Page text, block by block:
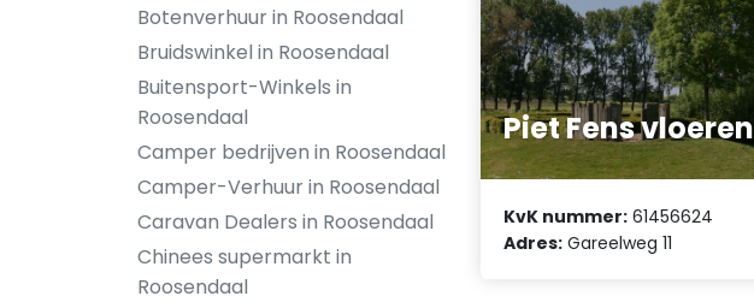
Botenverhuur in Roosendaal
Bruidswinkel in Roosendaal
Buitensport-Winkels in
Roosendaal
Camper bedrijven in Roosendaal
Camper-Verhuur in Roosendaal
Caravan Dealers in Roosendaal
Chinees supermarkt in
Roosendaal
Piet Fens vloeren
KvK nummer: 61456624
Adres: Gareelweg 11
Vereniging van